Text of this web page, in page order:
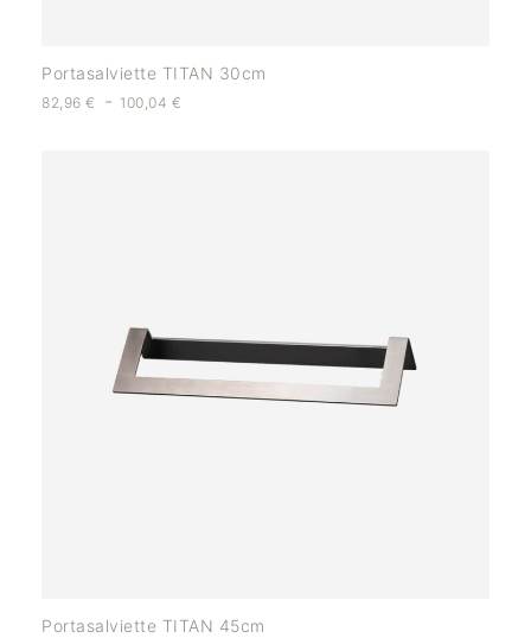
Portasalviette TITAN 30cm
82,96 € - 100,04 €
Portasalviette TITAN 45cm